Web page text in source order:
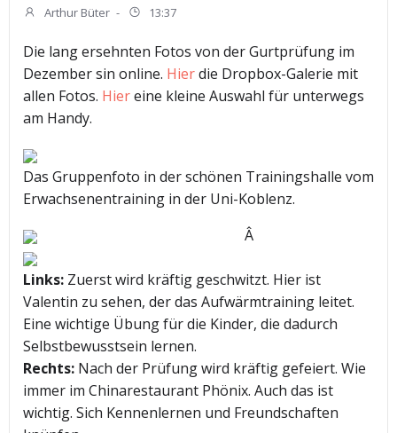
Arthur Büter - 13:37
Die lang ersehnten Fotos von der Gurtprüfung im
Dezember sin online. Hierdie Dropbox-Galerie mit
allen Fotos. Hiereine kleine Auswahl für unterwegs
am Handy.
Das Gruppenfoto in der schönen Trainingshalle vom
Erwachsenentraining in der Uni-Koblenz.
Â
Links: Zuerst wird kräftig geschwitzt. Hier ist
Valentin zu sehen, der das Aufwärmtraining leitet.
Eine wichtige Übung für die Kinder, die dadurch
Selbstbewusstsein lernen.
Rechts: Nach der Prüfung wird kräftig gefeiert. Wie
immer im Chinarestaurant Phönix. Auch das ist
wichtig. Sich Kennenlernen und Freundschaften